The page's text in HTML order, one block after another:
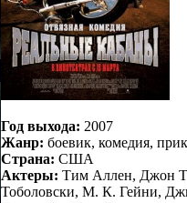
Год выхода: 2007
Жанр: боевик, комедия,
Страна: США
Актеры: Тим Аллен, Джон
Тоболовски, М. К. Гейни,